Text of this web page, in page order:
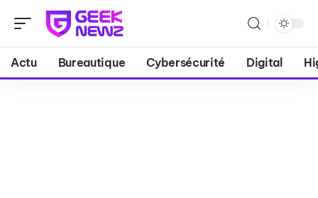
Actu Bureautique Cybersécurité Digital